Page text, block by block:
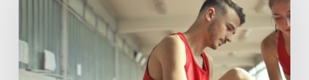
panturrilha
durante